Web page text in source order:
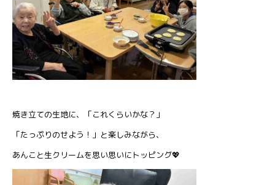
焼き立ての生地に、「これくらいかな？」
「たっぷりのせよう！」と楽しみながら、
あんこと生クリームを思い思いにトッピング💖